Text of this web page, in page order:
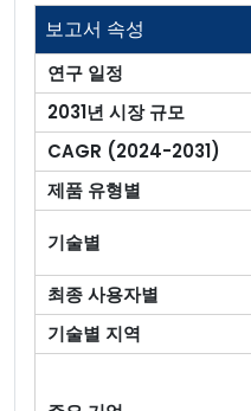
보고서 속성
연구 일정
2031년 시장 규모
CAGR (2024-2031)
제품 유형별
기술별
최종 사용자별
기술별 지역